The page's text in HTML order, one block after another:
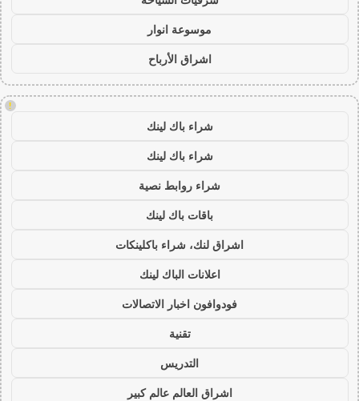
موسوعة انوار
اشراق الأرباح
!
شراء باك لينك
شراء باك لينك
شراء روابط نصية
باقات باك لينك
اشراق لنك، شراء باكلينكات
اعلانات الباك لينك
فودوافون اخبار الاتصالات
تقنية
التدريس
اشراق العالم عالم كبير